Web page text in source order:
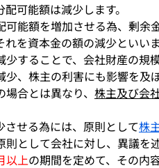
可能額は減少します。
可能額を増加させる為、剰
を資本金の額の減少といいま
少することで、会社財産の
、株主の利害にも影響を及ぼ
合とは異なり、 株主及び会
させる為には、原則として株
として会社に対し、異議を
以上の期間を定めて、その内